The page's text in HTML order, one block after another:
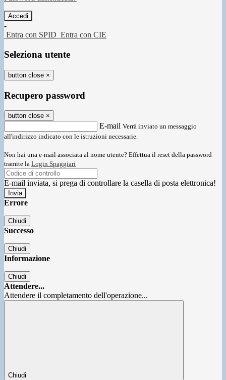
-
Entra con SPID Entra con CIE
Seleziona utente
button close ×
Recupero password
button close ×
E-mail Verrà inviato un messaggio
all'indirizzo indicato con le istruzioni necessarie.
Non hai una e-mail associata al nome utente? Effettua il reset della password
tramite la Login Spaggiari
E-mail inviata, si prega di controllare la casella di posta elettronica!
Errore
Chiudi
Successo
Chiudi
Informazione
Chiudi
Attendere...
Attendere il completamento dell'operazione...
Chiudi